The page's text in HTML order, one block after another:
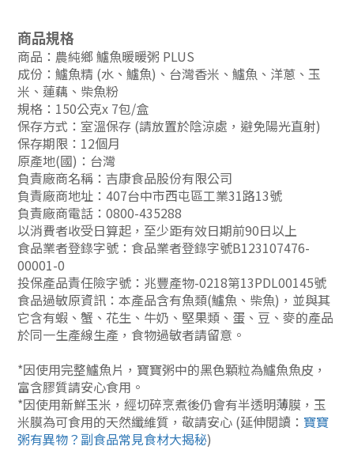
商品規格
商品：農純鄉 鱸魚暖暖粥 PLUS
成份： 鱸魚精 (水、鱸魚)、台灣香米、鱸魚、洋蔥、玉
米、蓮藕、柴魚粉
規格：150公克x 7包/盒
保存方式：室溫保存 (請放置於陰涼處，避免陽光直射)
保存期限：12個月
原產地(國)：台灣
負責廠商名稱：吉康食品股份有限公司
負責廠商地址：407台中市西屯區工業31路13號
負責廠商電話：0800-435288
以消費者收受日算起，至少距有效日期前90日以上
食品業者登錄字號：食品業者登錄字號B123107476-
00001-0
投保產品責任險字號：兆豐產物-0218第13PDL00145號
食品過敏原資訊：本產品含有魚類(鱸魚、柴魚)，並與其
它含有蝦、蟹、花生、牛奶、堅果類、蛋、豆、麥的產品
於同一生產線生產，食物過敏者請留意。
*因使用完整鱸魚片，寶寶粥中的黑色顆粒為鱸魚魚皮，
富含膠質請安心食用。
*因使用新鮮玉米，經切碎烹煮後仍會有半透明薄膜，玉
米膜為可食用的天然纖維質，敬請安心 (延伸閱讀： 寶寶
粥有異物？副食品常見食材大揭秘)